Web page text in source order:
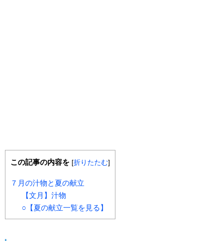
この記事の内容を [折りたたむ]
７月の汁物と夏の献立
【文月】汁物
○【夏の献立一覧を見る】